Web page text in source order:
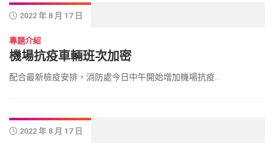
2022 年 8 月 17 日
專題介紹
機場抗疫車輛班次加密
配合最新檢疫安排，消防處今日中午開始增加機場抗疫...
2022 年 8 月 17 日